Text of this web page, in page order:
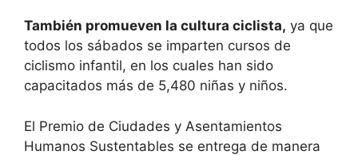
También promueven la cultura ciclista, ya que
todos los sábados se imparten cursos de
ciclismo infantil, en los cuales han sido
capacitados más de 5,480 niñas y niños.
El Premio de Ciudades y Asentamientos
Humanos Sustentables se entrega de manera